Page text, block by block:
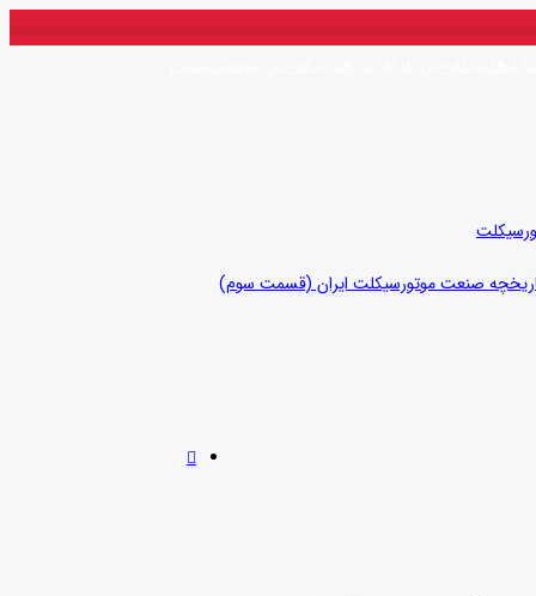
صنعت موتورسیکلت ایران (قسمت سوم)